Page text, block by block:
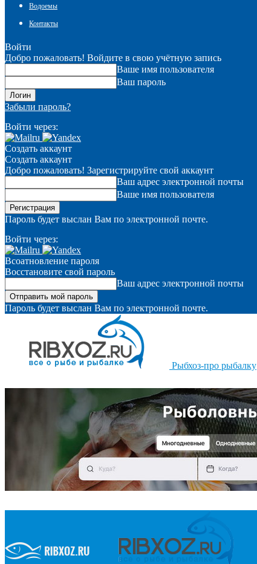
Водоемы
Контакты
Войти
Добро пожаловать! Войдите в свою учётную запись
Ваше имя пользователя
Ваш пароль
Забыли пароль?
Войти через:
Создать аккаунт
Создать аккаунт
Добро пожаловать! Зарегистрируйте свой аккаунт
Ваш адрес электронной почты
Ваше имя пользователя
Пароль будет выслан Вам по электронной почте.
Войти через:
Всоатновление пароля
Восстановите свой пароль
Ваш адрес электронной почты
Пароль будет выслан Вам по электронной почте.
Рыбхоз-про рыбалку